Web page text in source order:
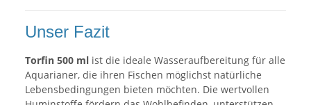
Unser Fazit
Torfin 500 ml ist die ideale Wasseraufbereitung für alle
Aquarianer, die ihren Fischen möglichst natürliche
Lebensbedingungen bieten möchten. Die wertvollen